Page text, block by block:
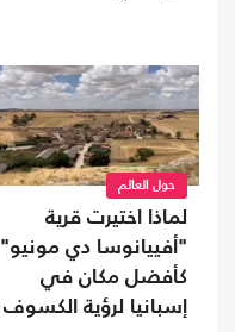
حول العالم
لماذا اختيرت قرية
"أفييانوسا دي مونيو"
كأفضل مكان في
إسبانيا لرؤية الكسوف